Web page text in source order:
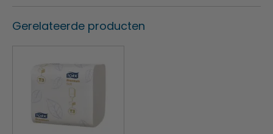
Gerelateerde producten